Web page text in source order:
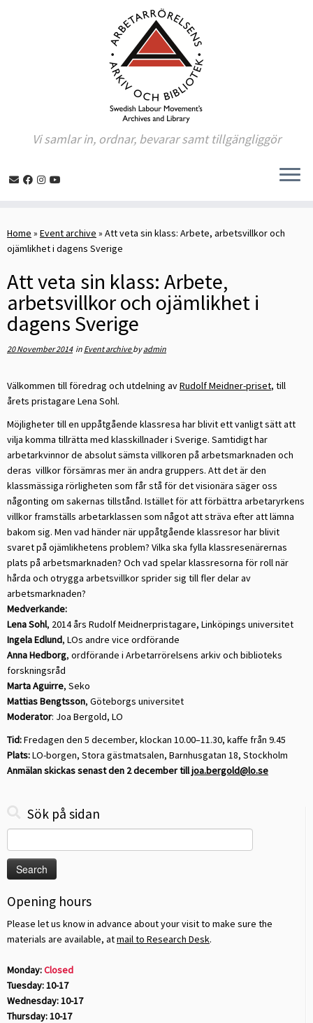
to
content
Vi samlar in, ordnar, bevarar samt tillgängliggör
Home » Event archive » Att veta sin klass: Arbete, arbetsvillkor och
ojämlikhet i dagens Sverige
Att veta sin klass: Arbete,
arbetsvillkor och ojämlikhet i
dagens Sverige
20 November 2014in Event archivebyadmin
Välkommen till föredrag och utdelning avRudolf Meidner-priset, till
årets pristagare Lena Sohl.
Möjligheter till en uppåtgående klassresa har blivit ett vanligt sätt att
vilja komma tillrätta med klasskillnader i Sverige. Samtidigt har
arbetarkvinnor de absolut sämsta villkoren på arbetsmarknaden och
deras villkor försämras mer än andra gruppers. Att det är den
klassmässiga rörligheten som får stå för det visionära säger oss
någonting om sakernas tillstånd. Istället för att förbättra arbetaryrkens
villkor framställs arbetarklassen som något att sträva efter att lämna
bakom sig. Men vad händer när uppåtgående klassresor har blivit
svaret på ojämlikhetens problem? Vilka ska fylla klassresenärernas
plats på arbetsmarknaden? Och vad spelar klassresorna för roll när
hårda och otrygga arbetsvillkor sprider sig till fler delar av
arbetsmarknaden?
Medverkande:
Lena Sohl, 2014 års Rudolf Meidnerpristagare, Linköpings universitet
Ingela Edlund, LOs andre vice ordförande
Anna Hedborg, ordförande i Arbetarrörelsens arkiv och biblioteks
forskningsråd
Marta Aguirre, Seko
Mattias Bengtsson, Göteborgs universitet
Moderator: Joa Bergold, LO
Tid:Fredagen den 5 december, klockan 10.00–11.30, kaffe från 9.45
Plats:LO-borgen, Stora gästmatsalen, Barnhusgatan 18, Stockholm
Anmälan skickas senast den 2 december tilljoa.bergold@lo.se
Sök på sidan
for:
Opening hours
Please let us know in advance about your visit to make sure the
materials are available, atmail to Research Desk.
Monday:Closed
Tuesday: 10-17
Wednesday: 10-17
Thursday: 10-17